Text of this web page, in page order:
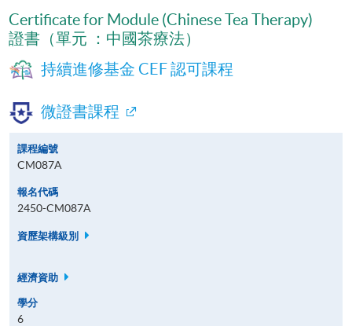
Certificate for Module (Chinese Tea Therapy)
證書（單元 ：中國茶療法）
持續進修基金 CEF 認可課程
微證書課程
課程編號
CM087A
報名代碼
2450-CM087A
資歷架構級別
經濟資助
學分
6